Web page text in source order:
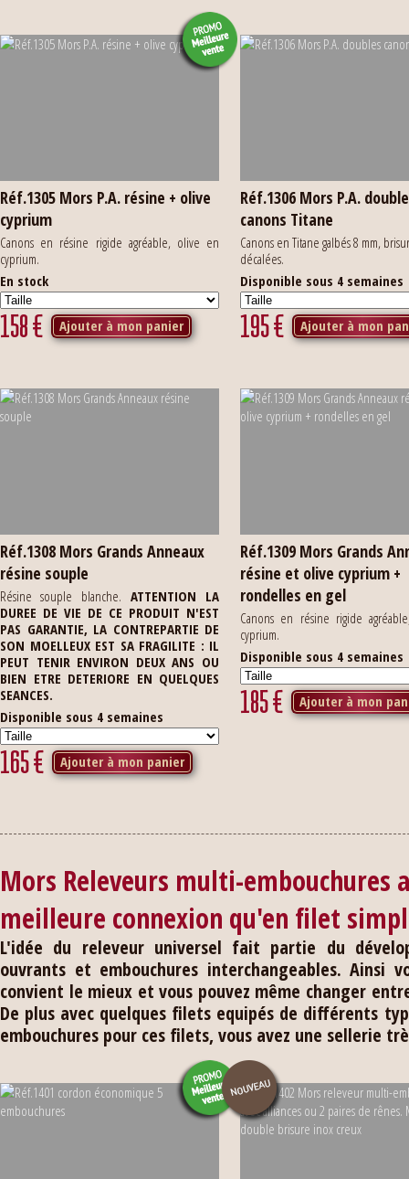
Réf.1305 Mors P.A. résine + olive
cyprium
Canons en résine rigide agréable, olive en
cyprium.
En stock
158€ Ajouter à mon panier
Réf.1306 Mors P.A.
canons Titane
Canons en Titane galbés 8 mm,
décalées.
Disponible sous 4 semaines
195€ Ajouter à mon
Réf.1308 Mors Grands Anneaux
résine souple
Résine souple blanche. ATTENTION LA
DUREE DE VIE DE CE PRODUIT N'EST
PAS GARANTIE, LA CONTREPARTIE DE
SON MOELLEUX EST SA FRAGILITE : IL
PEUT TENIR ENVIRON DEUX ANS OU
BIEN ETRE DETERIORE EN QUELQUES
SEANCES.
Disponible sous 4 semaines
165€ Ajouter à mon panier
Réf.1309 Mors Grands
résine et olive cyprium +
rondelles en gel
Canons en résine rigide
cyprium.
Disponible sous 4 semaines
185€ Ajouter à mon
Mors Releveurs multi-embouchures
meilleure connexion qu'en filet
L'idée du releveur universel fait partie du
ouvrants et embouchures interchangeables. Ainsi
convient le mieux et vous pouvez même changer
De plus avec quelques filets equipés de différents
embouchures pour ces filets, vous avez une sellerie